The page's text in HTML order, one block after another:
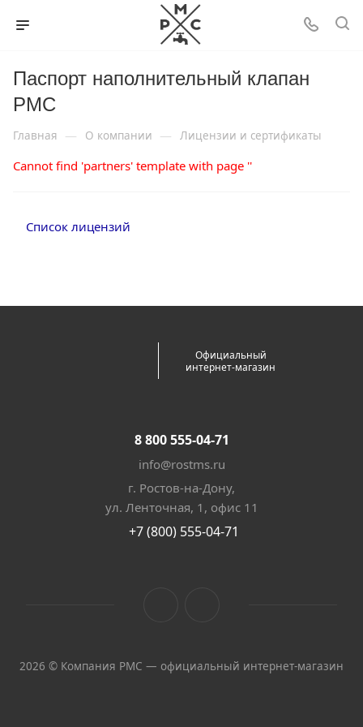
Паспорт наполнительный клапан
РМС
Главная — О компании — Лицензии и сертификаты
Cannot find 'partners' template with page ''
Список лицензий
Официальный
интернет-магазин
8 800 555-04-71
info@rostms.ru
г. Ростов-на-Дону,
ул. Ленточная, 1, офис 11
+7 (800) 555-04-71
2026 © Компания РМС — официальный интернет-магазин